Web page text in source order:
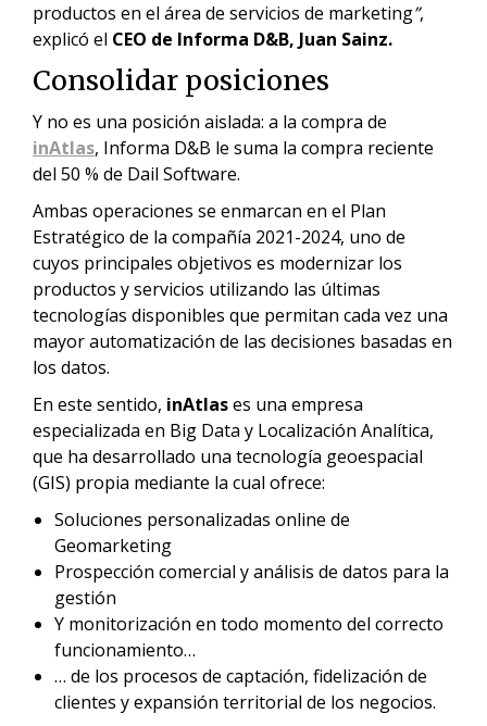
productos en el área de servicios de marketing”,
explicó el CEO de Informa D&B, Juan Sainz.
Consolidar posiciones
Y no es una posición aislada: a la compra de
inAtlas, Informa D&B le suma la compra reciente
del 50 % de Dail Software.
Ambas operaciones se enmarcan en el Plan
Estratégico de la compañía 2021-2024, uno de
cuyos principales objetivos es modernizar los
productos y servicios utilizando las últimas
tecnologías disponibles que permitan cada vez una
mayor automatización de las decisiones basadas en
los datos.
En este sentido, inAtlases una empresa
especializada en Big Data y Localización Analítica,
que ha desarrollado una tecnología geoespacial
(GIS) propia mediante la cual ofrece:
Soluciones personalizadas online de
Geomarketing
Prospección comercial y análisis de datos para la
gestión
Y monitorización en todo momento del correcto
funcionamiento…
… de los procesos de captación, fidelización de
clientes y expansión territorial de los negocios.